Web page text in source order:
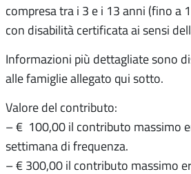
compresa tra i 3 e i 13 anni (fino a
con disabilità certificata ai sensi
Informazioni più dettagliate sono
alle famiglie allegato qui sotto.
Valore del contributo:
– € 100,00 il contributo massimo
settimana di frequenza.
– € 300,00 il contributo massimo